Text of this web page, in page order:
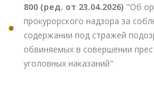
800 (ред. от 23.04.2026) "Об
прокурорского надзора за
содержании под стражей
обвиняемых в совершении
уголовных наказаний"